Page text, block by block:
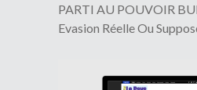
PARTI AU POUVOIR
Evasion Réelle Ou